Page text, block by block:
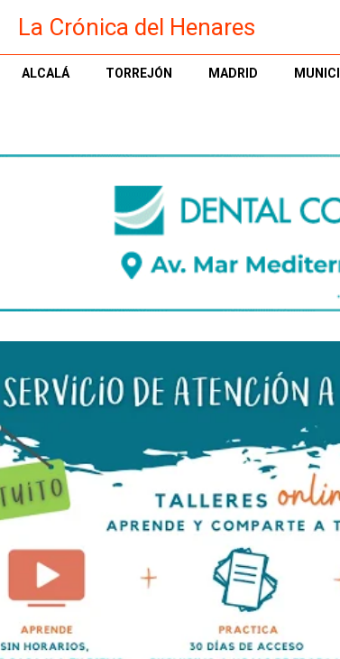
La Crónica del Henares
ALCALÁ TORREJÓN MADRID